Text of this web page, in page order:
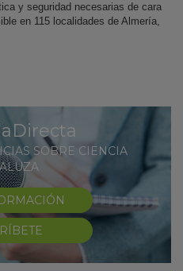
y seguridad necesarias de cara
en 115 localidades de Almería,
SOBRE CIENCIA